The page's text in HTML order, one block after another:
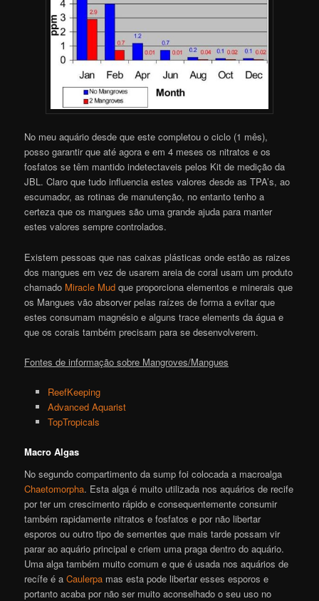
No meu aquário desde que este completou o ciclo (1 mês),
posso garantir que até agora e em 4 meses os nitratos e os
fosfatos se têm mantido indetectaveis pelos Kit de medição da
JBL. Claro que tudo influencia estes valores desde as TPA’s, ao
escumador, as rotinas de manutenção, no entanto tenho a
certeza que os mangues são uma grande ajuda para manter
estes valores sempre controlados.
Existem pessoas que nas caixas plásticas onde estão as raizes
dos mangues em vez de usarem areia de coral usam um produto
chamado Miracle Mud que proporciona elementos e minerais que
os Mangues vão absorver pelas raízes de forma a evitar que
estes consumam magnésio e alguns trace elements da água e
que os corais também precisam para se desenvolverem.
Fontes de informação sobre Mangroves/Mangues
ReefKeeping
Advanced Aquarist
TopTropicals
Macro Algas
No segundo compartimento da sump foi colocada a macroalga
Chaetomorpha. Esta alga é muito utilizada nos aquários de recife
por ter um crescimento rápido e consequentemente consumir
também rapidamente nitratos e fosfatos e por não libertar
esporos ou outro tipo de sementes que mais tarde possam vir
parar ao aquário principal e criem uma praga dentro do aquário.
Uma alga também muito comum e que é usada nos aquários de
recífe é aCaulerpa mas esta pode libertar esses esporos e
portanto acaba por não ser muito aconselhado o seu uso no